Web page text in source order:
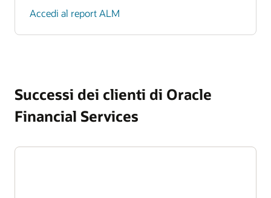
Accedi al report ALM
Successi dei clienti di Oracle
Financial Services